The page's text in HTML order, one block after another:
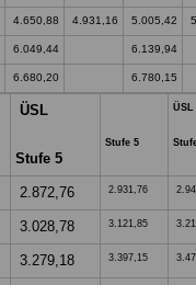
4.650,88 4.931,16 5.005,42
6.049,44 6.139,94
6.680,20 6.780,15
ÜSL
Stufe 5
Stufe 5
2.872,76 2.931,76
3.028,78 3.121,85
3.279,18 3.397,15